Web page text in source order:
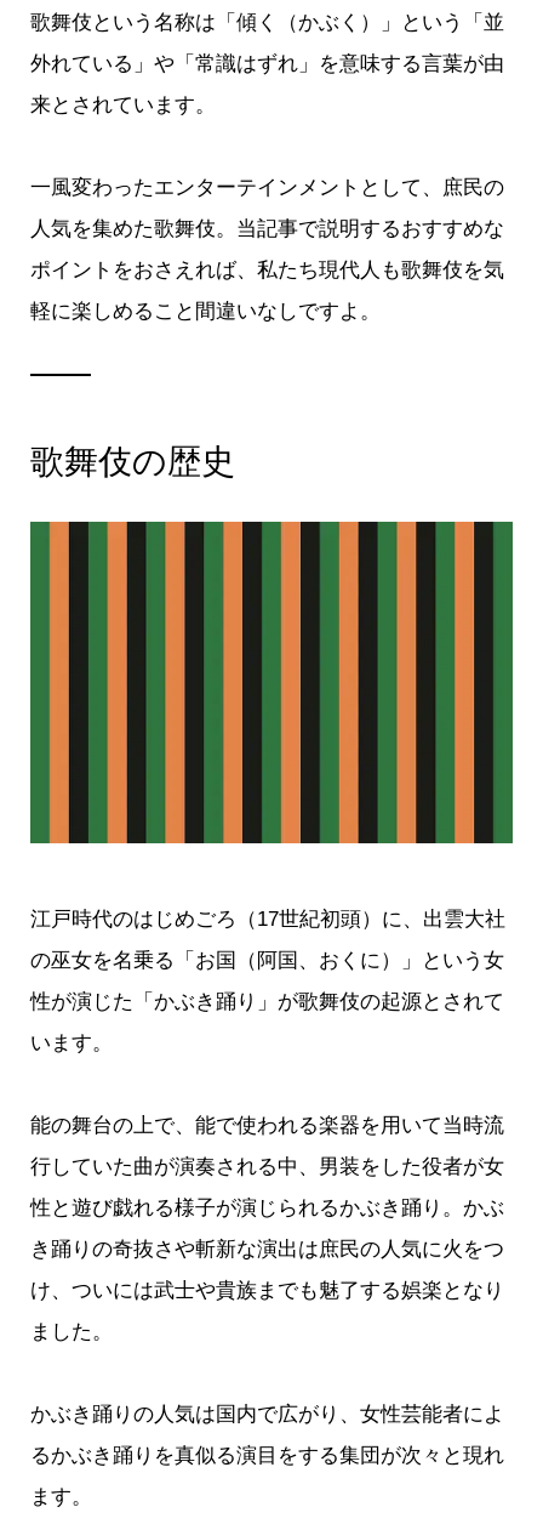
歌舞伎という名称は「傾く（かぶく）」という「並
外れている」や「常識はずれ」を意味する言葉が由
来とされています。
一風変わったエンターテインメントとして、庶民の
人気を集めた歌舞伎。当記事で説明するおすすめな
ポイントをおさえれば、私たち現代人も歌舞伎を気
軽に楽しめること間違いなしですよ。
歌舞伎の歴史
江戸時代のはじめごろ（17世紀初頭）に、出雲大社
の巫女を名乗る「お国（阿国、おくに）」という女
性が演じた「かぶき踊り」が歌舞伎の起源とされて
います。
能の舞台の上で、能で使われる楽器を用いて当時流
行していた曲が演奏される中、男装をした役者が女
性と遊び戯れる様子が演じられるかぶき踊り。かぶ
き踊りの奇抜さや斬新な演出は庶民の人気に火をつ
け、ついには武士や貴族までも魅了する娯楽となり
ました。
かぶき踊りの人気は国内で広がり、女性芸能者によ
るかぶき踊りを真似る演目をする集団が次々と現れ
ます。